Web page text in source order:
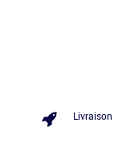
Livraison